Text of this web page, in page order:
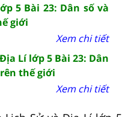
5 Bài 23: Dân số và
giới
Xem chi tiết
Lí lớp 5 Bài 23: Dân
thế giới
Xem chi tiết